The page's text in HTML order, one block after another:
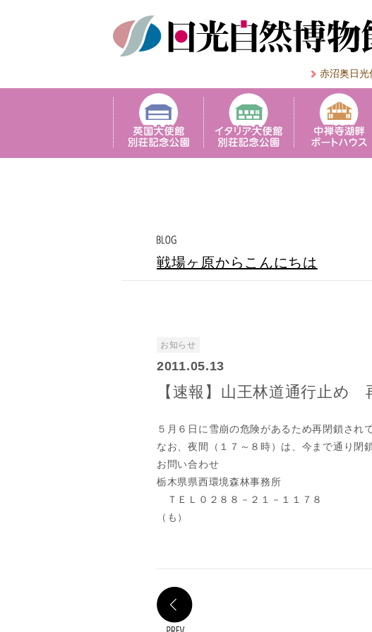
赤沼奥日光
戦場ヶ原からこんにちは
お知らせ
2011.05.13
【速報】山王林道通行止め
５月６日に雪崩の危険があるため再閉鎖され
なお、夜間（１７～８時）は、今まで通り閉
お問い合わせ
栃木県県西環境森林事務所
ＴＥＬ０２８８－２１－１１７８
（も）